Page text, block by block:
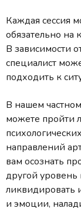
Каждая сессия
обязательно на
В зависимости
специалист
подходить к
В нашем
можете пройти
направлений
вам осознать
другой уровень
ликвидировать
и эмоции,